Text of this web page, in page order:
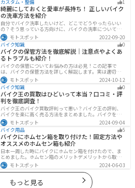
フをより魅力的にアップグレードしましょう！
カスタム・整備
1
綺麗にしておくと愛車が長持ち！ 正しいバイク
の洗車方法を紹介
自分でバイク洗車したいけど、どこでどうやったらいい
の？そう思っている方向けに、バイクの洗車について徹
底的にまとめました。バイク洗車ができる場所から洗車
手順まで全て解説します。正しい洗車方法は身につける
ことでバイクのメンテナンスにもなります。
モトスポット
2022-09-20
バイク知識
0
バイクの保管方法を徹底解説｜注意点やよくあ
るトラブルも紹介！
バイクの保管についてお悩みの方は必見！この記事で
は、バイクの保管方法を詳しく解説します。実は適切に
保管しなければ、バイクの状態を悪化させる恐れがあり
ます。記事を参考にすれば、バイクを状態良く長持ちさ
せることが可能です。
モトスポット
2024-10-12
バイク知識
0
バイク王の買取はひどいって本当？口コミ・評
判を徹底調査！
バイク王のバイク買取評判って悪い？バイク王の評判、
バイクを楽に高く売る方法をまとめました。バイクを売
却しようと考えている方は、是非参考にしてください。
モトスポット
2024-09-04
バイク用品
5
バイクにホムセン箱を取り付けた！固定方法や
オススメのホムセン箱も紹介
日本一周した時にバイクにホムセン箱を付けたので、ま
とめました。ホムセン箱のメリットデメリットから取り
付け方法、実際につけてどううだったのか、オススメの
ホムセン箱まで全て解説します。バイクにホムセン箱を
付けたいと思っている人はぜひ参考にしてください。
モトスポット 2024-06-03
もっと見る